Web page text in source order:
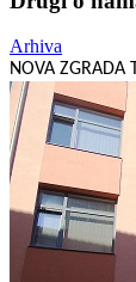
Arhiva
NOVA ZGRADA